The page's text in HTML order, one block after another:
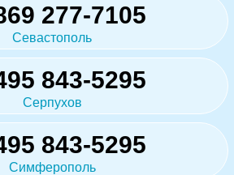
277-7105
Севастополь
843-5295
Серпухов
843-5295
Симферополь